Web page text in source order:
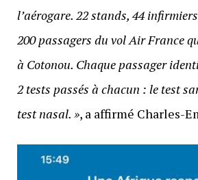
l’aérogare. 22 stands, 44
200 passagers du vol Air France
à Cotonou. Chaque passager
2 tests passés à chacun : le test
test nasal. », a affirmé Charles-